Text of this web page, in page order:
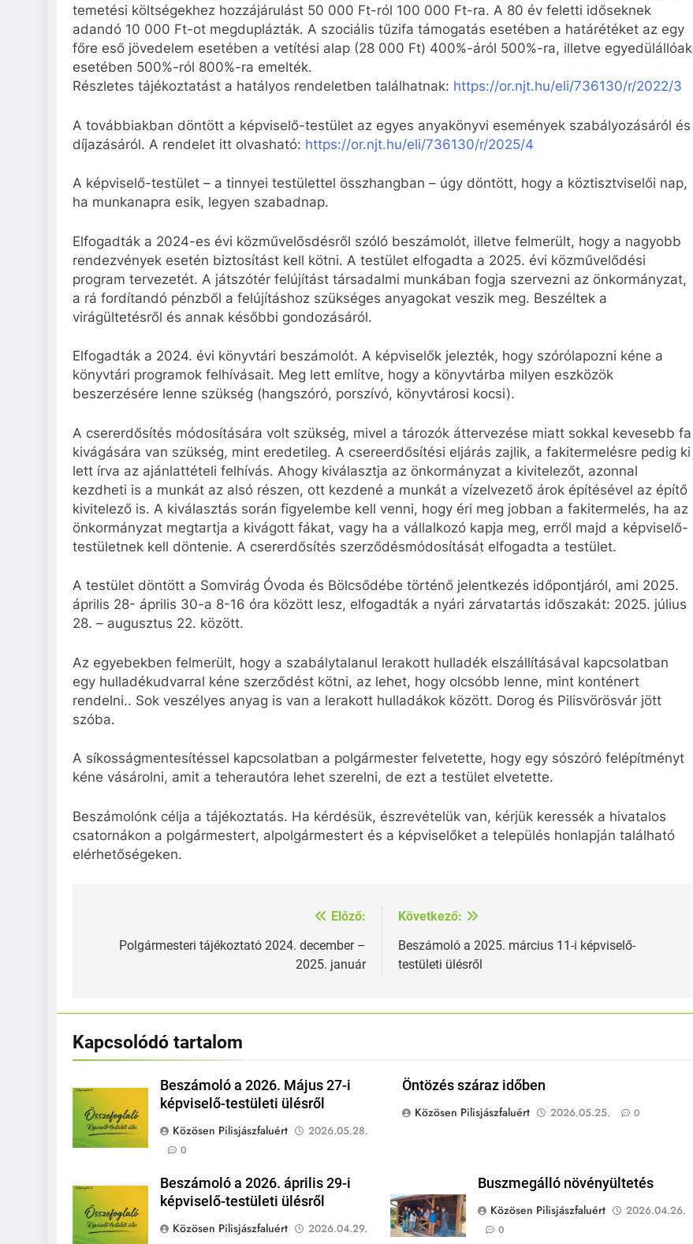
temetési költségekhez hozzájárulást 50 000 Ft-ról 100 000 Ft-ra. A 80 év feletti időseknek
adandó 10 000 Ft-ot megduplázták. A szociális tűzifa támogatás esetében a határétéket az egy
főre eső jövedelem esetében a vetítési alap (28 000 Ft) 400%-áról 500%-ra, illetve egyedülállóak
esetében 500%-ról 800%-ra emelték.
Részletes tájékoztatást a hatályos rendeletben találhatnak: https://or.njt.hu/eli/736130/r/2022/3
A továbbiakban döntött a képviselő-testület az egyes anyakönyvi események szabályozásáról és
díjazásáról. A rendelet itt olvasható: https://or.njt.hu/eli/736130/r/2025/4
A képviselő-testület – a tinnyei testülettel összhangban – úgy döntött, hogy a köztisztviselői nap,
ha munkanapra esik, legyen szabadnap.
Elfogadták a 2024-es évi közművelősdésről szóló beszámolót, illetve felmerült, hogy a nagyobb
rendezvények esetén biztosítást kell kötni. A testület elfogadta a 2025. évi közművelődési
program tervezetét. A játszótér felújítást társadalmi munkában fogja szervezni az önkormányzat,
a rá fordítandó pénzből a felújításhoz szükséges anyagokat veszik meg. Beszéltek a
virágültetésről és annak későbbi gondozásáról.
Elfogadták a 2024. évi könyvtári beszámolót. A képviselők jelezték, hogy szórólapozni kéne a
könyvtári programok felhívásait. Meg lett említve, hogy a könyvtárba milyen eszközök
beszerzésére lenne szükség (hangszóró, porszívó, könyvtárosi kocsi).
A csererdősítés módosítására volt szükség, mivel a tározók áttervezése miatt sokkal kevesebb fa
kivágására van szükség, mint eredetileg. A csereerdősítési eljárás zajlik, a fakitermelésre pedig ki
lett írva az ajánlattételi felhívás. Ahogy kiválasztja az önkormányzat a kivitelezőt, azonnal
kezdheti is a munkát az alsó részen, ott kezdené a munkát a vízelvezető árok építésével az építő
kivitelező is. A kiválasztás során figyelembe kell venni, hogy éri meg jobban a fakitermelés, ha az
önkormányzat megtartja a kivágott fákat, vagy ha a vállalkozó kapja meg, erről majd a képviselő-
testületnek kell döntenie. A csererdősítés szerződésmódosítását elfogadta a testület.
A testület döntött a Somvirág Óvoda és Bölcsődébe történő jelentkezés időpontjáról, ami 2025.
április 28- április 30-a 8-16 óra között lesz, elfogadták a nyári zárvatartás időszakát: 2025. július
28. – augusztus 22. között.
Az egyebekben felmerült, hogy a szabálytalanul lerakott hulladék elszállításával kapcsolatban
egy hulladékudvarral kéne szerződést kötni, az lehet, hogy olcsóbb lenne, mint konténert
rendelni.. Sok veszélyes anyag is van a lerakott hulladákok között. Dorog és Pilisvörösvár jött
szóba.
A síkosságmentesítéssel kapcsolatban a polgármester felvetette, hogy egy sószóró felépítményt
kéne vásárolni, amit a teherautóra lehet szerelni, de ezt a testület elvetette.
Beszámolónk célja a tájékoztatás. Ha kérdésük, észrevételük van, kérjük keressék a hivatalos
csatornákon a polgármestert, alpolgármestert és a képviselőket a település honlapján található
elérhetőségeken.
navigáció
Előző:
Polgármesteri tájékoztató 2024. december –
2025. január
Következő:
Beszámoló a 2025. március 11-i képviselő-
testületi ülésről
Kapcsolódó tartalom
Beszámoló a 2026. Május 27-i
képviselő-testületi ülésről
Közösen Pilisjászfaluért
2026.05.28.
0
Öntözés száraz időben
Közösen Pilisjászfaluért
2026.05.25. 0
Beszámoló a 2026. április 29-i
képviselő-testületi ülésről
Közösen Pilisjászfaluért
2026.04.29.
Buszmegálló növényültetés
Közösen Pilisjászfaluért
2026.04.26.
0